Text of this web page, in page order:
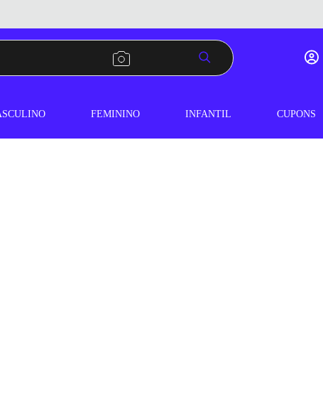
FEMININO INFANTIL CUPONS